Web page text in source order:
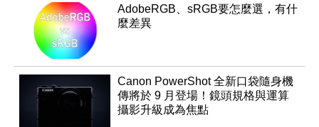
AdobeRGB、sRGB要怎麼選，有什
麼差異
Canon PowerShot 全新口袋隨身機
傳將於 9 月登場！鏡頭規格與運算
攝影升級成為焦點